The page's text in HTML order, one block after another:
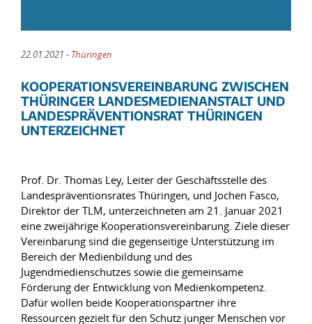
22.01.2021 - Thüringen
KOOPERATIONSVEREINBARUNG ZWISCHEN
THÜRINGER LANDESMEDIENANSTALT UND
LANDESPRÄVENTIONSRAT THÜRINGEN
UNTERZEICHNET
Prof. Dr. Thomas Ley, Leiter der Geschäftsstelle des
Landespräventionsrates Thüringen, und Jochen Fasco,
Direktor der TLM, unterzeichneten am 21. Januar 2021
eine zweijährige Kooperationsvereinbarung. Ziele dieser
Vereinbarung sind die gegenseitige Unterstützung im
Bereich der Medienbildung und des
Jugendmedienschutzes sowie die gemeinsame
Förderung der Entwicklung von Medienkompetenz.
Dafür wollen beide Kooperationspartner ihre
Ressourcen gezielt für den Schutz junger Menschen vor